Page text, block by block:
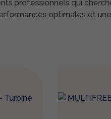
professionnels qui
optimales et